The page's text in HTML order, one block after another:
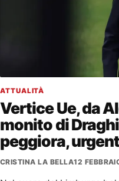
ATTUALITÀ
Vertice Ue, da
monito di
peggiora,
CRISTINA LA BELLA12